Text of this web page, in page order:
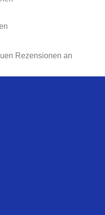
Rezensionen an